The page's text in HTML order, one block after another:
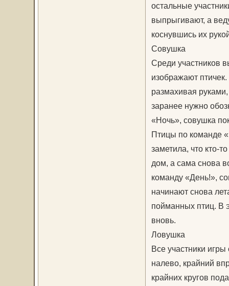
остальные
выпрыгивают, а
коснувшись их
Совушка
Среди участников
изображают
размахивая
заранее нужно
«Ночь», совушка
Птицы по команде
заметила, что кто-
дом, а сама снова
команду «День!»,
начинают снова
пойманных птиц. В
вновь.
Ловушка
Все участники игры
налево, крайний
крайних кругов